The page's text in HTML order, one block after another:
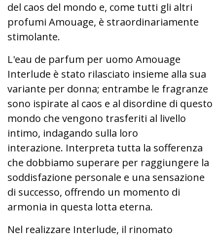
del caos del mondo e, come tutti gli altri
profumi Amouage, è straordinariamente
stimolante.
L'eau de parfum per uomo Amouage
Interlude è stato rilasciato insieme alla sua
variante per donna; entrambe le fragranze
sono ispirate al caos e al disordine di questo
mondo che vengono trasferiti al livello
intimo, indagando sulla loro
interazione. Interpreta tutta la sofferenza
che dobbiamo superare per raggiungere la
soddisfazione personale e una sensazione
di successo, offrendo un momento di
armonia in questa lotta eterna.
Nel realizzare Interlude, il rinomato